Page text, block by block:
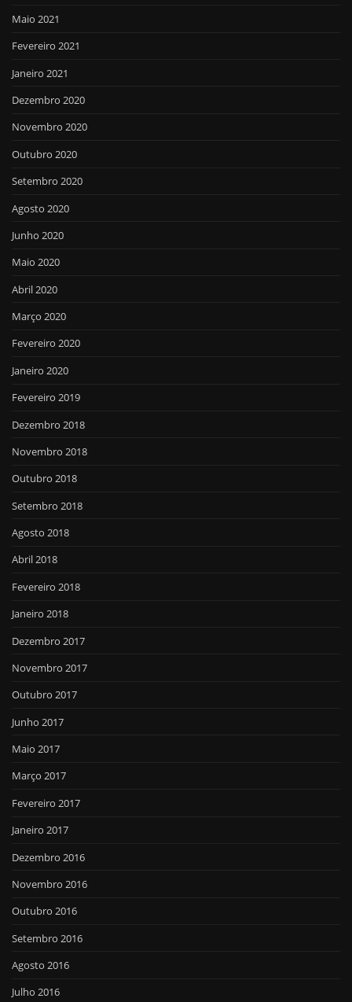
Maio 2021
Fevereiro 2021
Janeiro 2021
Dezembro 2020
Novembro 2020
Outubro 2020
Setembro 2020
Agosto 2020
Junho 2020
Maio 2020
Abril 2020
Março 2020
Fevereiro 2020
Janeiro 2020
Fevereiro 2019
Dezembro 2018
Novembro 2018
Outubro 2018
Setembro 2018
Agosto 2018
Abril 2018
Fevereiro 2018
Janeiro 2018
Dezembro 2017
Novembro 2017
Outubro 2017
Junho 2017
Maio 2017
Março 2017
Fevereiro 2017
Janeiro 2017
Dezembro 2016
Novembro 2016
Outubro 2016
Setembro 2016
Agosto 2016
Julho 2016